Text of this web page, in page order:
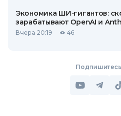
Экономика ШИ-гигантов:
зарабатывают OpenAI и
Вчера 20:19 46
Подпишитесь